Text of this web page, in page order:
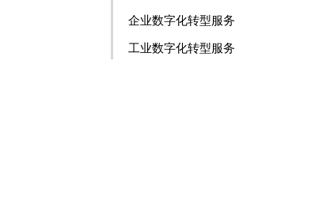
企业数字化转型服务
工业数字化转型服务